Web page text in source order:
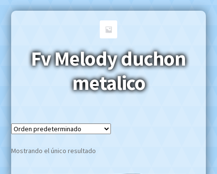
Fv Melody duchon
metalico
Mostrando el único resultado